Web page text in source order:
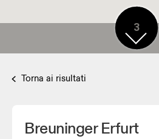
3
Torna ai risultati
Breuninger Erfurt